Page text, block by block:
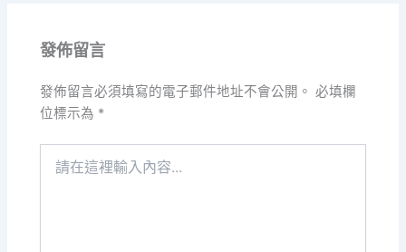
發佈留言
發佈留言必須填寫的電子郵件地址不會公開。 必填欄
位標示為 *